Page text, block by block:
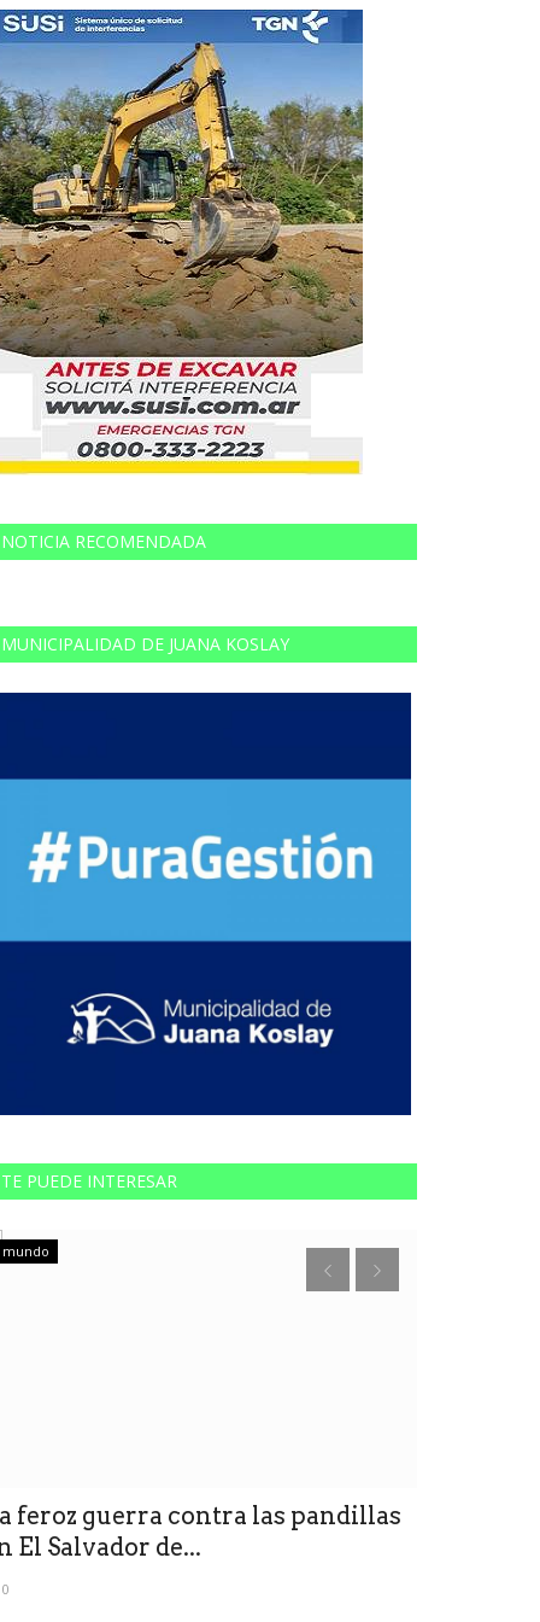
NOTICIA RECOMENDADA
MUNICIPALIDAD DE JUANA KOSLAY
TE PUEDE INTERESAR
mundo
feroz guerra contra las pandillas
El Salvador de...
0